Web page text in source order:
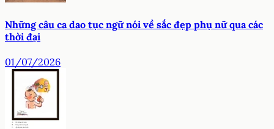
Những câu ca dao tục ngữ nói về sắc đẹp phụ nữ qua các
thời đại
01/07/2026